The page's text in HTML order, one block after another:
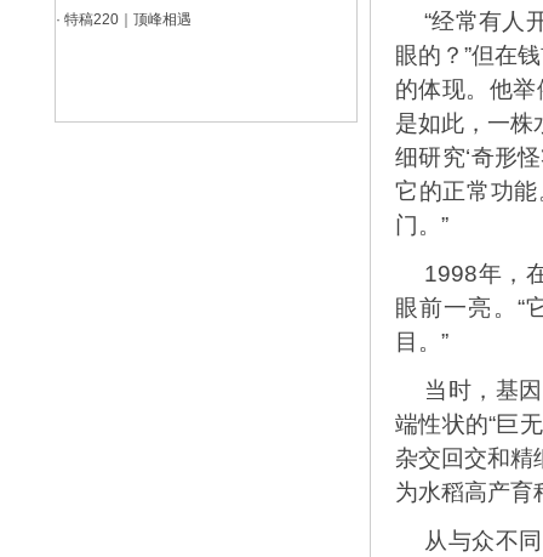
· 特稿220｜顶峰相遇
“经常有人
眼的？”但在
的体现。他
是如此，一株
细研究‘奇形
它的正常功
门。”
1998年，
眼前一亮。“
目。”
当时，基
端性状的“巨
杂交回交和精
为水稻高产育
从与众不